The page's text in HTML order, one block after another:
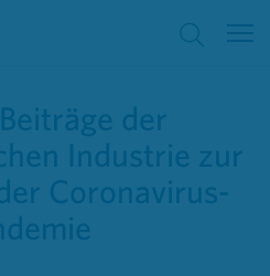
der
Industrie zur
Coronavirus-